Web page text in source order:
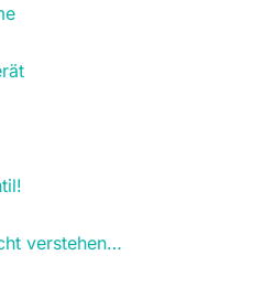
verstehen…